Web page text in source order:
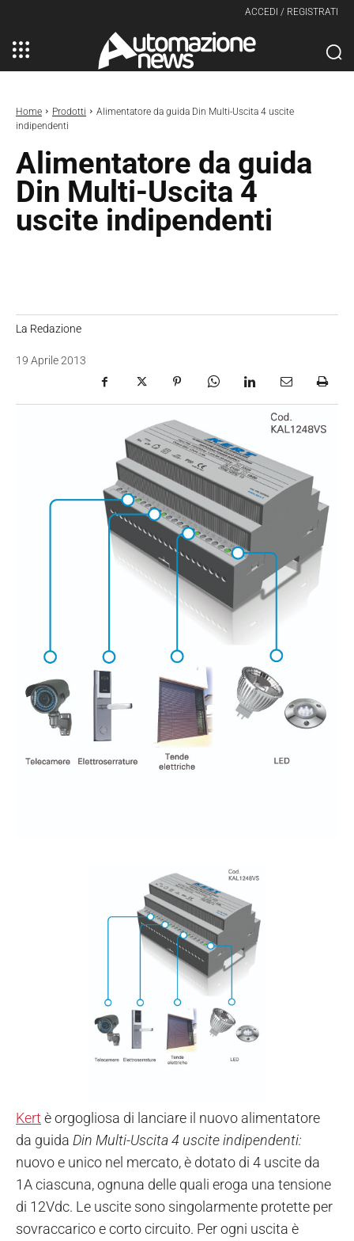
ACCEDI / REGISTRATI
Home Prodotti
Alimentatore da guida Din Multi-Uscita 4 uscite
indipendenti
Alimentatore da guida
Din Multi-Uscita 4
uscite indipendenti
La Redazione
19 Aprile 2013
Kert è orgogliosa di lanciare il nuovo alimentatore
da guida Din Multi-Uscita 4 uscite indipendenti:
nuovo e unico nel mercato, è dotato di 4 uscite da
1A ciascuna, ognuna delle quali eroga una tensione
di 12Vdc. Le uscite sono singolarmente protette per
sovraccarico e corto circuito. Per ogni uscita è